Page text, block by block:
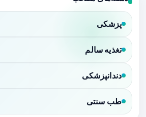
پزشکی
تغذیه سالم
دندانپزشکی
طب سنتی